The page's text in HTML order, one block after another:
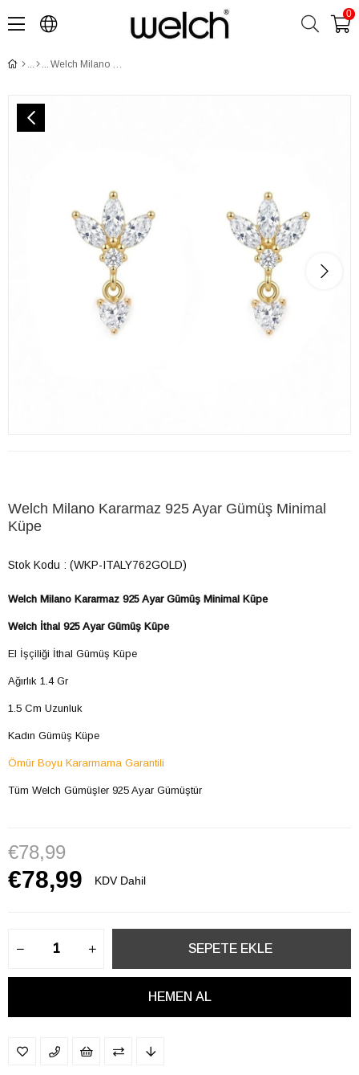
0
Welch Milano Kararmaz 925 Ayar Gümüş Minimal Küpe
Welch Milano Kararmaz 925 Ayar Gümüş Minimal
Küpe
Stok Kodu (WKP-ITALY762GOLD)
Welch Milano Kararmaz 925 Ayar Gümüş Minimal Küpe
Welch İthal 925 Ayar Gümüş Küpe
El İşçiliği İthal Gümüş Küpe
Ağırlık 1.4 Gr
1.5 Cm Uzunluk
Kadın Gümüş Küpe
Ömür Boyu Kararmama Garantili
Tüm Welch Gümüşler 925 Ayar Gümüştür
€78,99
KDV Dahil
€78,99